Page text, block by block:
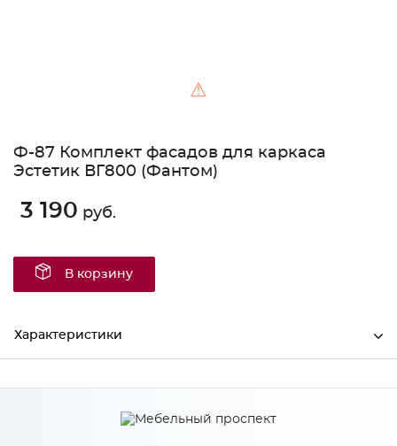
⚠
Ф-87 Комплект фасадов для каркаса
Эстетик ВГ800 (Фантом)
3 190 руб.
В корзину
Характеристики
Ширина 796
18